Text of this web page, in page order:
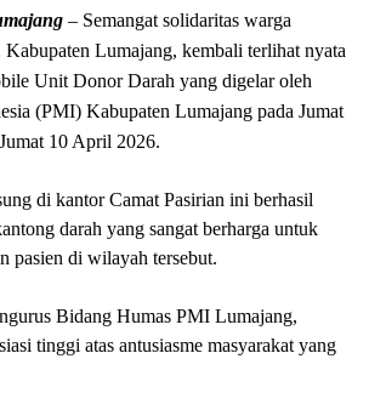
– Semangat solidaritas warga
Kabupaten Lumajang, kembali terlihat nyata
Unit Donor Darah yang digelar oleh
(PMI) Kabupaten Lumajang pada Jumat
10 April 2026.
di kantor Camat Pasirian ini berhasil
darah yang sangat berharga untuk
pasien di wilayah tersebut.
Bidang Humas PMI Lumajang,
tinggi atas antusiasme masyarakat yang